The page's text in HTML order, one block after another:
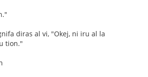
diras al vi, "Okej, ni iru al la
tion."